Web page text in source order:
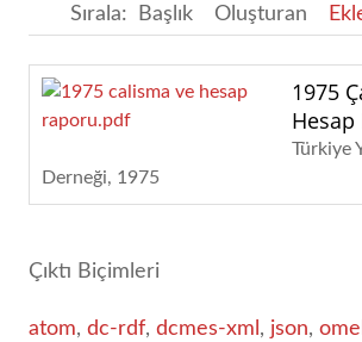
Sırala: Başlık Oluşturan
1975
Hesap
Türkiye
Derneği
1975
Çıktı Biçimleri
atom, dc-rdf, dcmes-xml , json,